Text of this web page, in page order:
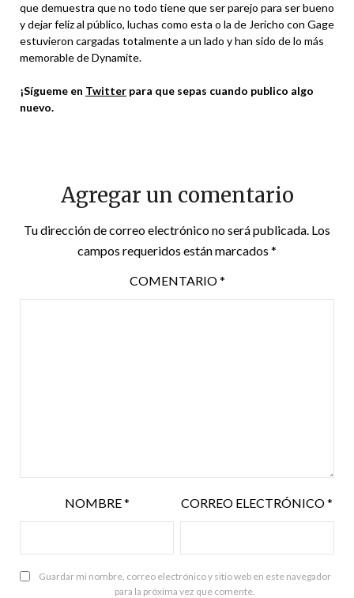
que demuestra que no todo tiene que ser parejo para ser bueno
y dejar feliz al público, luchas como esta o la de Jericho con Gage
estuvieron cargadas totalmente a un lado y han sido de lo más
memorable de Dynamite.
¡Sígueme en Twitter para que sepas cuando publico algo
nuevo.
Agregar un comentario
Tu dirección de correo electrónico no será publicada. Los
campos requeridos están marcados *
COMENTARIO*
NOMBRE* CORREO ELECTRÓNICO*
Guardar mi nombre, correo electrónico y sitio web en este navegador
para la próxima vez que comente.